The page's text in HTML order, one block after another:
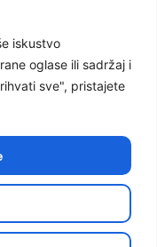
iskustvo
oglase ili sadržaj i
sve", pristajete